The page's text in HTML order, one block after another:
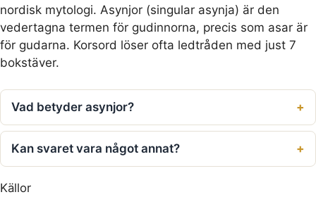
nordisk mytologi. Asynjor (singular asynja) är den
vedertagna termen för gudinnorna, precis som asar är
för gudarna. Korsord löser ofta ledtråden med just 7
bokstäver.
Vad betyder asynjor?
Kan svaret vara något annat?
Källor